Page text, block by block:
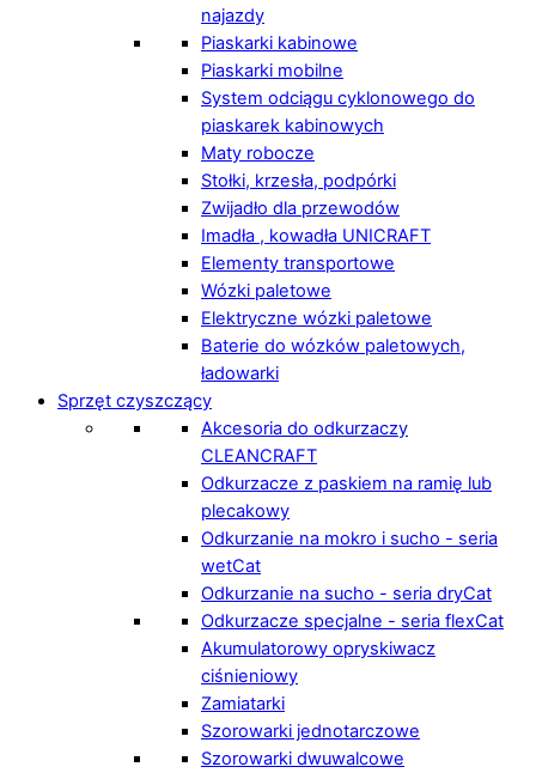
najazdy
Piaskarki kabinowe
Piaskarki mobilne
System odciągu cyklonowego do
piaskarek kabinowych
Maty robocze
Stołki, krzesła, podpórki
Zwijadło dla przewodów
Imadła , kowadła UNICRAFT
Elementy transportowe
Wózki paletowe
Elektryczne wózki paletowe
Baterie do wózków paletowych,
ładowarki
Sprzęt czyszczący
Akcesoria do odkurzaczy
CLEANCRAFT
Odkurzacze z paskiem na ramię lub
plecakowy
Odkurzanie na mokro i sucho - seria
wetCat
Odkurzanie na sucho - seria dryCat
Odkurzacze specjalne - seria flexCat
Akumulatorowy opryskiwacz
ciśnieniowy
Zamiatarki
Szorowarki jednotarczowe
Szorowarki dwuwalcowe